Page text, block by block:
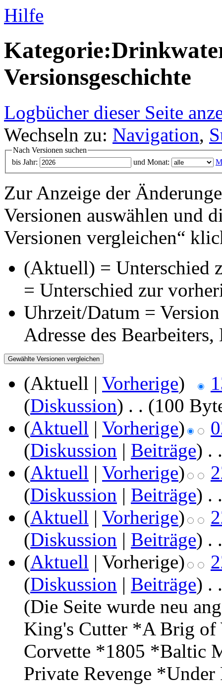
Hilfe
Versionsgeschichte
Logbücher dieser Seite
Wechseln zu: Navigation,
Nach Versionen suchen
bis Jahr:
und Monat:
Zur Anzeige der
Versionen auswählen und
Versionen vergleichen“
(Aktuell) = Unterschied
= Unterschied zur
Uhrzeit/Datum =
Adresse des
(Aktuell | Vorherige)
(Diskussion) . . (100
(Aktuell | Vorherige)
(Diskussion | Beiträge) . .
(Aktuell | Vorherige)
(Diskussion | Beiträge) . .
(Aktuell | Vorherige)
(Diskussion | Beiträge) . .
(Aktuell | Vorherige)
(Diskussion | Beiträge) . .
(Die Seite wurde neu
King's Cutter *A Brig of
Corvette *1805 *Baltic
Private Revenge